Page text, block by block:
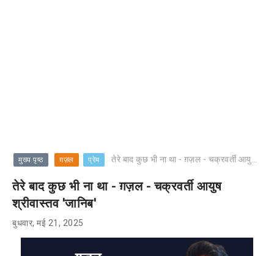
मुख्य पृष्ठ ग़ज़ल प्रेम तेरे बाद कुछ भी ना था - ग़ज़ल - चक्रवर्ती आयुष श्रीवास्तव 'जानिब'
तेरे बाद कुछ भी ना था - ग़ज़ल - चक्रवर्ती आयुष
श्रीवास्तव 'जानिब'
बुधवार, मई 21, 2025